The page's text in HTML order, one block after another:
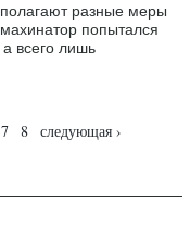
разные меры
попытался
а всего лишь
7 8
следующая ›